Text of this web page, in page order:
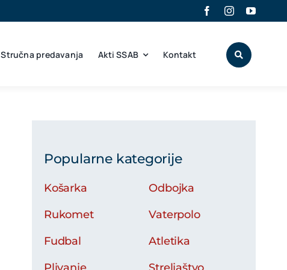
Stručna predavanja Akti SSAB Kontakt
Popularne kategorije
Košarka
Rukomet
Fudbal
Odbojka
Vaterpolo
Atletika